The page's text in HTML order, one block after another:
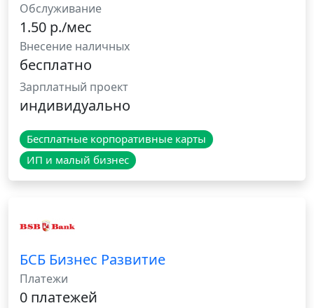
Обслуживание
1.50 р./мес
Внесение наличных
бесплатно
Зарплатный проект
индивидуально
Бесплатные корпоративные карты
ИП и малый бизнес
БСБ Бизнес Развитие
Платежи
0 платежей